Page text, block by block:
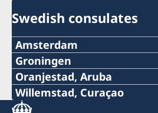
Swedish consulates
Amsterdam
Phone:
020–800 35 80
Groningen
Phone:
+31-(0)6-29 55 31 54
Oranjestad, Aruba
Phone (honorary consulate):
Willemstad, Curaçao
Phone